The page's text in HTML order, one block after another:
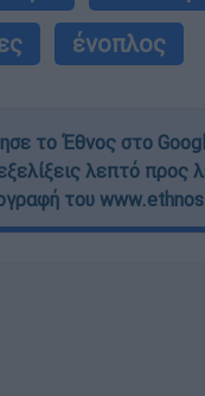
ένοπλος
το Έθνος στο
λεπτό προς
του